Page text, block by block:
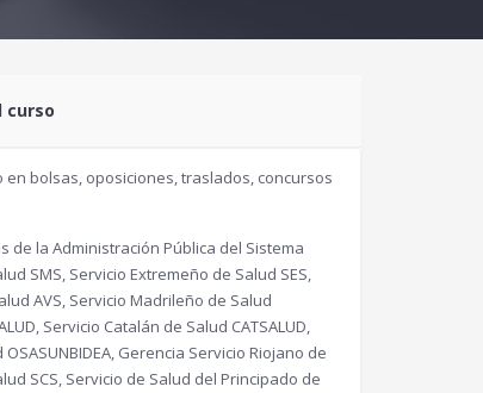
curso
bolsas, oposiciones, traslados, concursos
de la Administración Pública del Sistema
SMS, Servicio Extremeño de Salud SES,
AVS, Servicio Madrileño de Salud
Servicio Catalán de Salud CATSALUD,
Gerencia Servicio Riojano de
SCS, Servicio de Salud del Principado de